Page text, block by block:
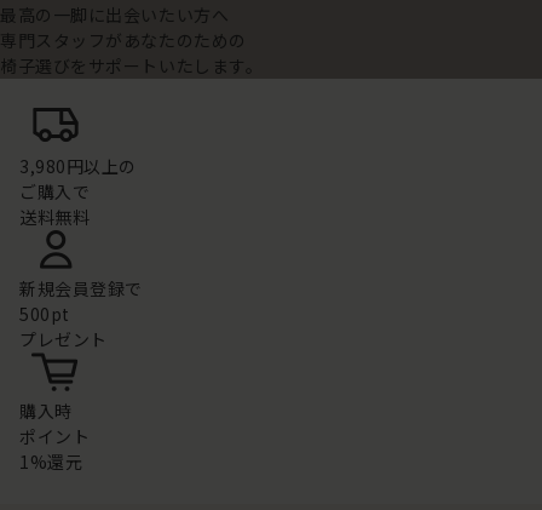
最高の一脚に出会いたい方へ
専門スタッフがあなたのための
椅子選びをサポートいたします。
3,980円以上の
ご購入で
送料無料
新規会員登録で
500pt
プレゼント
購入時
ポイント
1%還元